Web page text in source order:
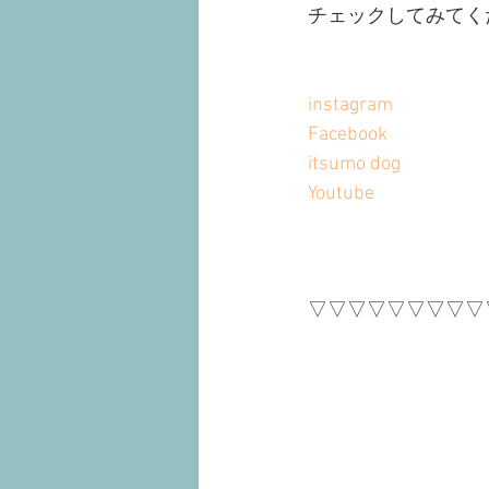
チェックしてみてく
instagram
Facebook
itsumo dog
Youtube